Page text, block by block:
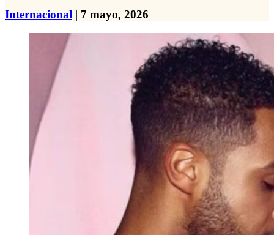
Internacional | 7 mayo, 2026